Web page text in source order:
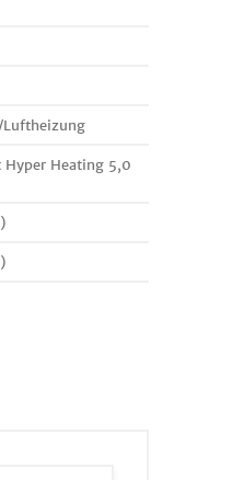
Hyper Heating 5,0